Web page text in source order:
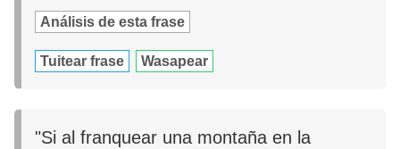
Análisis de esta frase
Tuitear frase Wasapear
"Si al franquear una montaña en la